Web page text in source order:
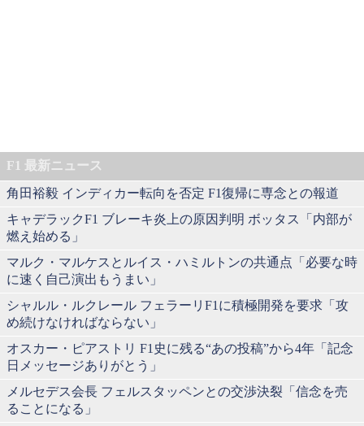
F1 最新ニュース
角田裕毅 インディカー転向を否定 F1復帰に専念との報道
キャデラックF1 ブレーキ炎上の原因判明 ボッタス「内部が
燃え始める」
マルク・マルケスとルイス・ハミルトンの共通点「必要な時
に速く自己演出もうまい」
シャルル・ルクレール フェラーリF1に積極開発を要求「攻
め続けなければならない」
オスカー・ピアストリ F1史に残る“あの投稿”から4年「記念
日メッセージありがとう」
メルセデス会長 フェルスタッペンとの交渉決裂「信念を売
ることになる」